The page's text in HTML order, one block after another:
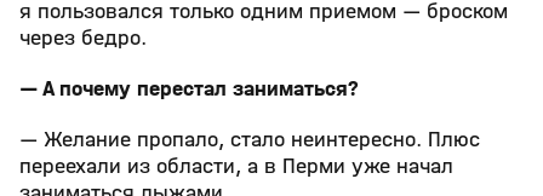
я пользовался только одним приемом — броском
через бедро.
— А почему перестал заниматься?
— Желание пропало, стало неинтересно. Плюс
переехали из области, а в Перми уже начал